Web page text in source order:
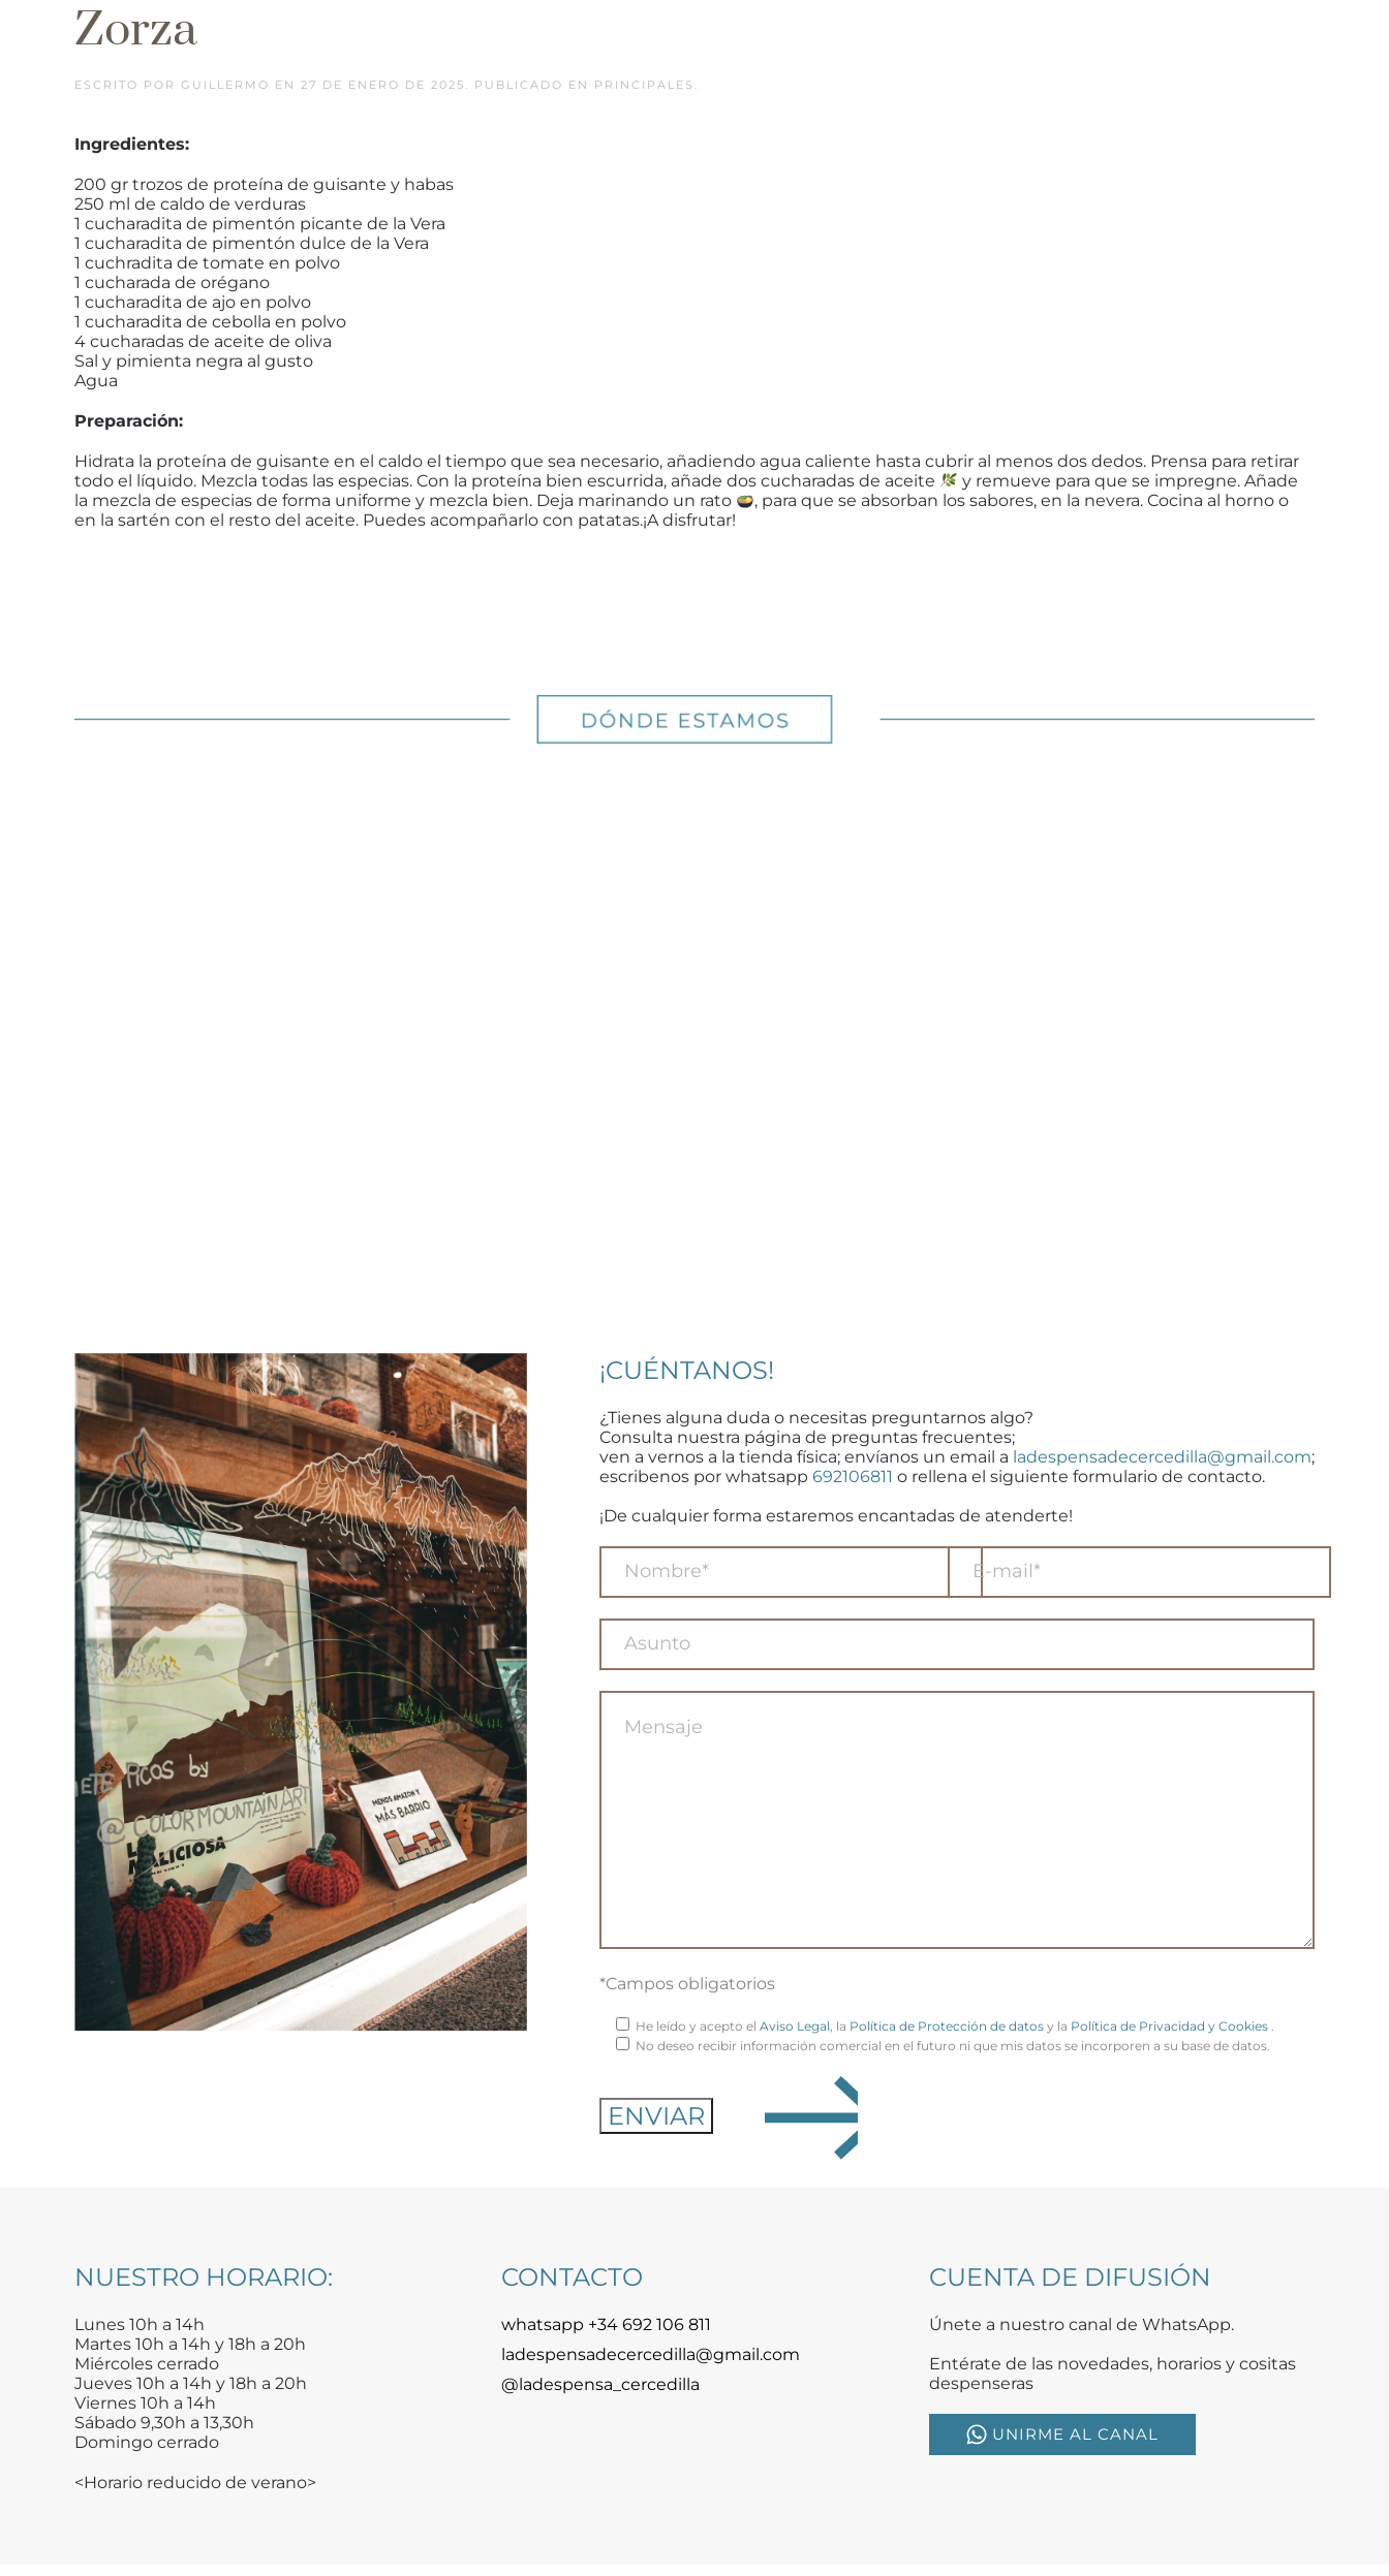
Zorza
ESCRITO POR GUILLERMO EN 27 DE ENERO DE 2025 . PUBLICADO EN PRINCIPALES .
Ingredientes:
200 gr trozos de proteína de guisante y habas
250 ml de caldo de verduras
1 cucharadita de pimentón picante de la Vera
1 cucharadita de pimentón dulce de la Vera
1 cuchradita de tomate en polvo
1 cucharada de orégano
1 cucharadita de ajo en polvo
1 cucharadita de cebolla en polvo
4 cucharadas de aceite de oliva
Sal y pimienta negra al gusto
Agua
Preparación:
Hidrata la proteína de guisante en el caldo el tiempo que sea necesario, añadiendo agua caliente hasta cubrir al menos dos dedos. Prensa para retirar
todo el líquido. Mezcla todas las especias. Con la proteína bien escurrida, añade dos cucharadas de aceite
y remueve para que se impregne. Añade
la mezcla de especias de forma uniforme y mezcla bien. Deja marinando un rato
, para que se absorban los sabores, en la nevera. Cocina al horno o
en la sartén con el resto del aceite. Puedes acompañarlo con patatas.¡A disfrutar!
¡CUÉNTANOS!
¿Tienes alguna duda o necesitas preguntarnos algo?
Consulta nuestra página de preguntas frecuentes;
ven a vernos a la tienda física; envíanos un email a ladespensadecercedilla@gmail.com;
escribenos por whatsapp 692106811 o rellena el siguiente formulario de contacto.
¡De cualquier forma estaremos encantadas de atenderte!
*Campos obligatorios
He leído y acepto el Aviso Legal , la Política de Protección de datos y la Política de Privacidad y Cookies
No deseo recibir información comercial en el futuro ni que mis datos se incorporen a su base de datos.
NUESTRO HORARIO:
Lunes 10h a 14h
Martes 10h a 14h y 18h a 20h
Miércoles cerrado
Jueves 10h a 14h y 18h a 20h
Viernes 10h a 14h
Sábado 9,30h a 13,30h
Domingo cerrado
<Horario reducido de verano>
CONTACTO
whatsapp +34 692 106 811
ladespensadecercedilla@gmail.com
@ladespensa_cercedilla
CUENTA DE DIFUSIÓN
Únete a nuestro canal de WhatsApp.
Entérate de las novedades, horarios y cositas
despenseras
UNIRME AL CANAL